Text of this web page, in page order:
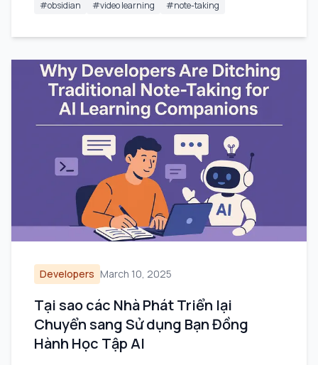
#obsidian #video learning #note-taking
Developers March 10, 2025
Tại sao các Nhà Phát Triển lại
Chuyển sang Sử dụng Bạn Đồng
Hành Học Tập AI